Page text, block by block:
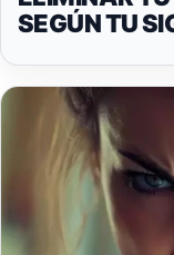
SEGÚN TU